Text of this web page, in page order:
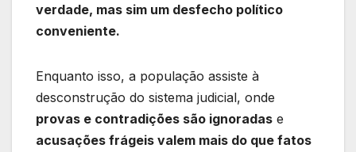
verdade, mas sim um desfecho político
conveniente.
Enquanto isso, a população assiste à
desconstrução do sistema judicial, onde
provas e contradições são ignoradas e
acusações frágeis valem mais do que fatos